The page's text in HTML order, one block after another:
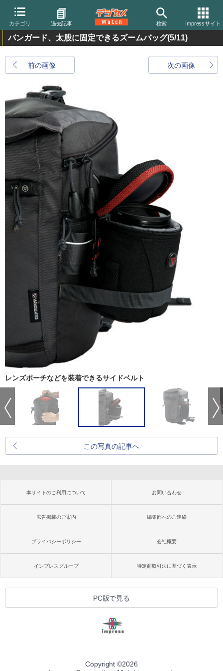
カテゴリ 過去記事 検索 Impressサイト
バンガード、太股に固定できるズームバッグ(5/11)
前の画像 次の画像
レンズポーチなどを装着できるサイドベルト
この写真の記事へ
本サイトのご利用について お問い合わせ
広告掲載のご案内 編集部へのご連絡
プライバシーポリシー 会社概要
インプレスグループ 特定商取引法に基づく表示
PC版で見る
Copyright ©2026